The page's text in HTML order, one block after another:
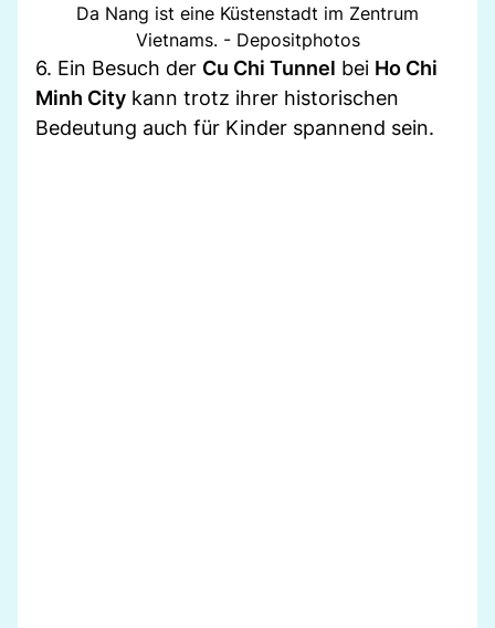
Da Nang ist eine Küstenstadt im Zentrum
Vietnams. - Depositphotos
6. Ein Besuch der Cu Chi Tunnel bei Ho Chi
Minh City kann trotz ihrer historischen
Bedeutung auch für Kinder spannend sein.